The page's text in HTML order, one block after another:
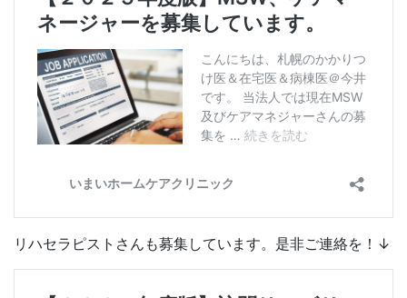
リハセラピストさんも募集しています。是非ご連絡を！↓